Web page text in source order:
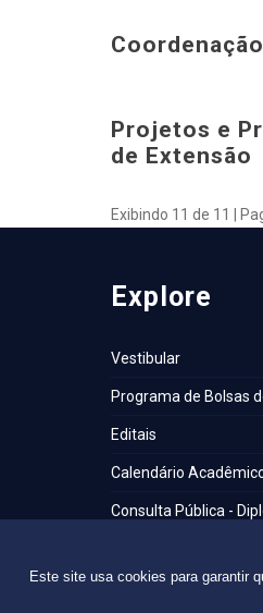
Este site usa cookies para garantir
Projetos e
de Extensão
Exibindo 11 de 11 |
Explore
Vestibular
Programa de Bolsas
Editais
Calendário
Consulta Pública -
Balanço Social